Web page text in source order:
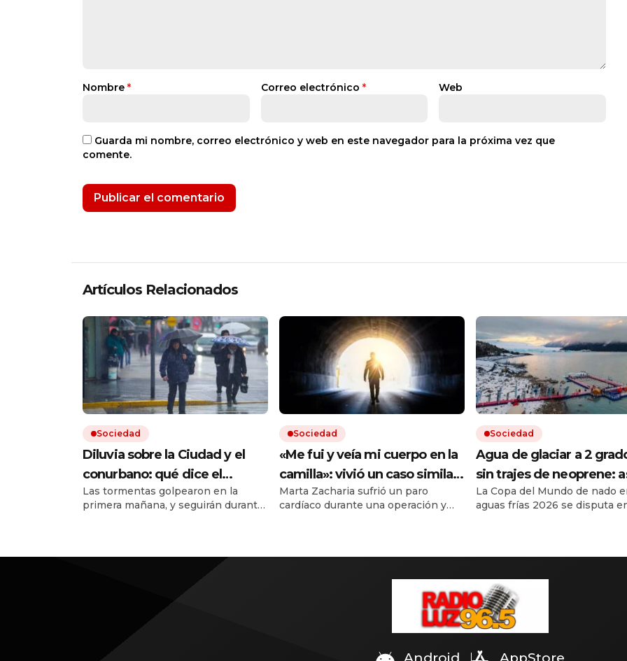
Nombre * Correo electrónico * Web
Guarda mi nombre, correo electrónico y web en este navegador para la próxima vez que
comente.
Artículos Relacionados
Sociedad
Diluvia sobre la Ciudad y el
conurbano: qué dice el
pronóstico para las próximas
horas
Las tormentas golpearon en la
primera mañana, y seguirán durante
Sociedad
«Me fui y veía mi cuerpo en la
camilla»: vivió un caso similar
al de Víctor Sueiro y la ciencia
tiene una explicación
Marta Zacharia sufrió un paro
cardíaco durante una operación y
médicos y luego una luz al final del
en 1990 experimentó una situación
neurocirujano vinculan el fenómeno
al comportamiento […]
Sociedad
Agua de glaciar a 2
sin trajes de neoprene:
el Mundial de Natación
Perito Moreno
La Copa del Mundo de nado
aguas frías 2026 se disputa
países. Instalaron una piscina
carrera insignia de 300
aguas abiertas es el domingo.